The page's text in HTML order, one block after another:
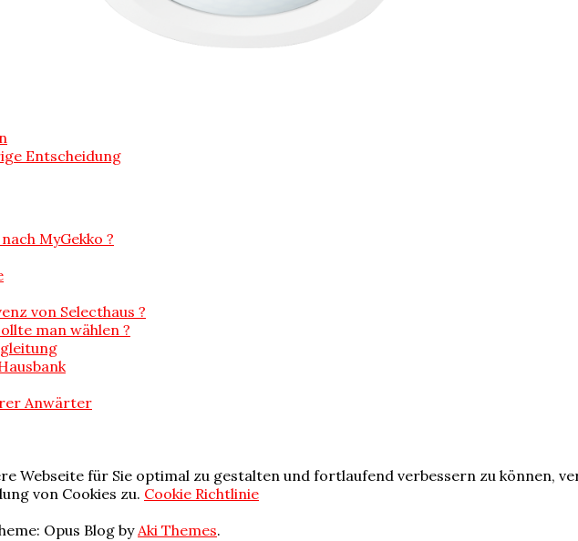
Entscheidung
MyGekko ?
von Selecthaus ?
man wählen ?
Anwärter
Webseite für Sie optimal zu gestalten und fortlaufend verbessern zu können,
von Cookies zu. Cookie Richtlinie
Opus Blog byAki Themes.